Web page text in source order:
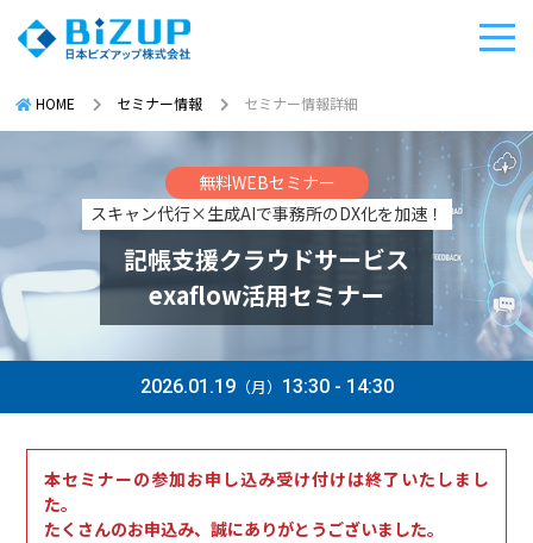
HOME セミナー情報 セミナー情報詳細
無料WEBセミナー
スキャン代行×生成AIで事務所のDX化を加速！
記帳支援クラウドサービス
exaflow活用セミナー
2026.01.19（月） 13:30 - 14:30
本セミナーの参加お申し込み受け付けは終了いたしまし
た。
たくさんのお申込み、誠にありがとうございました。